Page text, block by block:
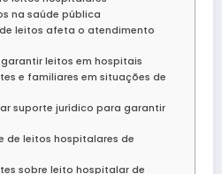
na saúde pública
leitos afeta o atendimento
leitos em hospitais
e familiares em situações de
suporte jurídico para garantir
de leitos hospitalares de
sobre leito hospitalar de